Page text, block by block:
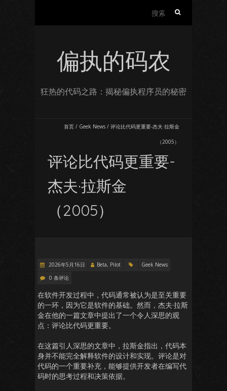
偏执的码农
狂热的代码之路：揭秘偏执程序员的秘密
首页 / Geek News / 评论比代码更重要-杰夫·拉斯金
（2005）
评论比代码更重要-
杰夫·拉斯金
（2005）
2026年5月16日 Beta, Pilot
Geek News
0 条评论
在软件开发过程中，代码通常被认为是至关重要
的一环，因为它是软件的基础。然而，杰夫·拉斯
金在他的一篇文章中提出了一个令人深思的观
点：评论比代码更重要。
在这篇引人深思的文章中，拉斯金指出，代码本
身并不能完全解释软件的设计和实现。评论是对
代码的一个重要补充，能够提供开发者在编写代
码时的思考过程和决策依据。